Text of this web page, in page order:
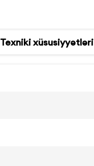
Texniki xüsusiyyətləri